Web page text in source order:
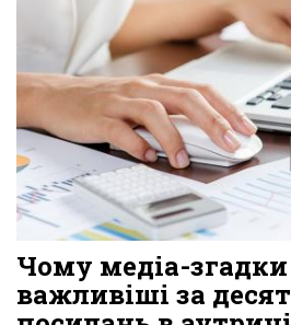
Чому медіа-
важливіші за